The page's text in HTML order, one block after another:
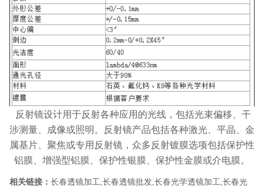
反射镜设计用于反射各种应用的光线，包括光束偏移、干
涉测量、成像或照明。反射镜产品包括各种激光、平晶、金
属基片、聚焦或专用反射镜，众多反射镀膜选项包括保护性
铝膜、增强型铝膜、保护性银膜、保护性金膜或介电膜。
相关链接： 长春透镜加工,长春透镜批发,长春光学透镜加工,长春光